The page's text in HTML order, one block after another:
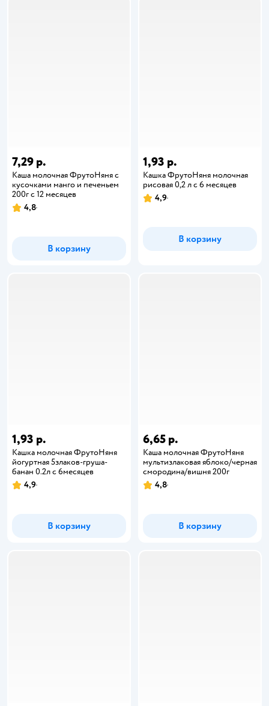
7,29 р.
Каша молочная ФрутоНяня с
кусочками манго и печеньем
200г с 12 месяцев
4,8
В корзину
1,93 р.
Кашка ФрутоНяня молочная
рисовая 0,2 л с 6 месяцев
4,9
В корзину
1,93 р.
Кашка молочная ФрутоНяня
йогуртная 5злаков-груша-
банан 0.2л с 6месяцев
4,9
В корзину
6,65 р.
Каша молочная ФрутоНяня
мультизлаковая яблоко/черная
смородина/вишня 200г
4,8
В корзину